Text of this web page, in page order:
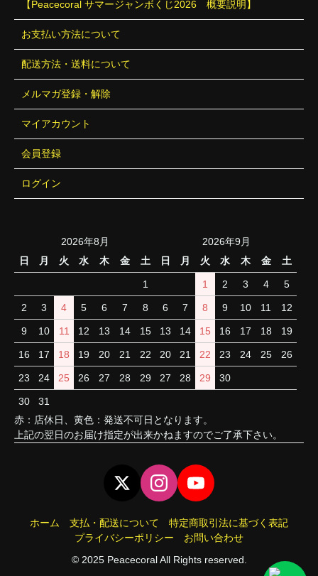
【Peacecoral サマージャンボくじ2026 概要説明】
お支払い方法について
配送方法・送料について
メルマガ登録・解除
マイアカウント
会員登録
ログイン
2026年8月
日
月 火 水 木 金 土
1
2 3 4 5 6 7 8
9 10 11 12 13 14 15
16 17 18 19 20 21 22
23 24 25 26 27 28 29
30 31
2026年9月
日
月 火 水 木 金 土
1 2 3 4 5
6 7 8 9 10 11 12
13 14 15 16 17 18 19
20 21 22 23 24 25 26
27 28 29 30
赤：店休日、黄色：発送不可日となります。
上記の翌日のお届け指定が出来かねますのでご了承下さい。
ホーム 支払・配送について
特定商取引法に基づく表記
プライバシーポリシー
お問い合わせ
© 2025 Peacecoral All Rights reserved.